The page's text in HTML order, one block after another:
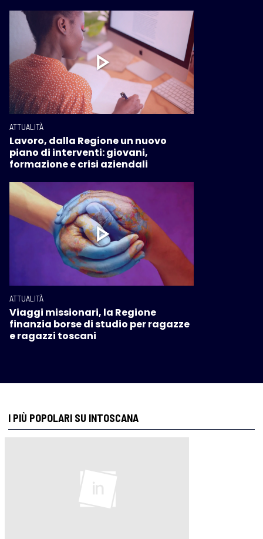
ATTUALITÀ
Lavoro, dalla Regione un nuovo
piano di interventi: giovani,
formazione e crisi aziendali
ATTUALITÀ
Viaggi missionari, la Regione
finanzia borse di studio per ragazze
e ragazzi toscani
I PIÙ POPOLARI SU INTOSCANA